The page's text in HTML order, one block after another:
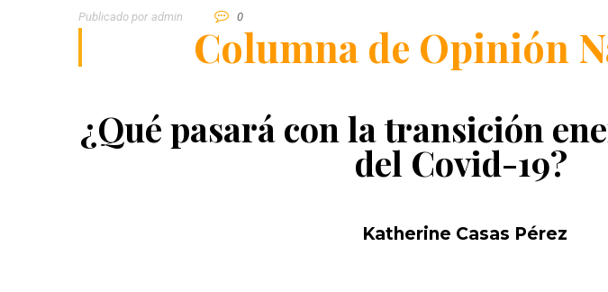
Publicado por Admin 0
Columna de Opinión
¿Qué pasará con la transición
del Covid-19?
Katherine Casas Pérez